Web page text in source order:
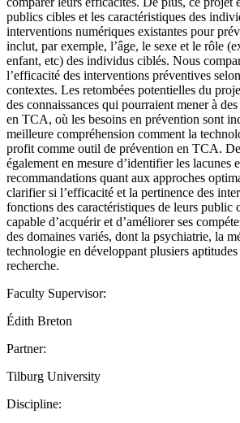
publics cibles et les caractéristiques des
interventions numériques existantes pour
inclut, par exemple, l’âge, le sexe et le rôle
enfant, etc) des individus ciblés. Nous
l’efficacité des interventions préventives
contextes. Les retombées potentielles du
des connaissances qui pourraient mener à
en TCA, où les besoins en prévention sont
meilleure compréhension comment la
profit comme outil de prévention en TCA.
également en mesure d’identifier les lacunes
recommandations quant aux approches
clarifier si l’efficacité et la pertinence des
fonctions des caractéristiques de leurs public
capable d’acquérir et d’améliorer ses
des domaines variés, dont la psychiatrie, la
technologie en développant plusiers aptitudes
recherche.
Faculty Supervisor:
Édith Breton
Partner:
Tilburg University
Discipline: